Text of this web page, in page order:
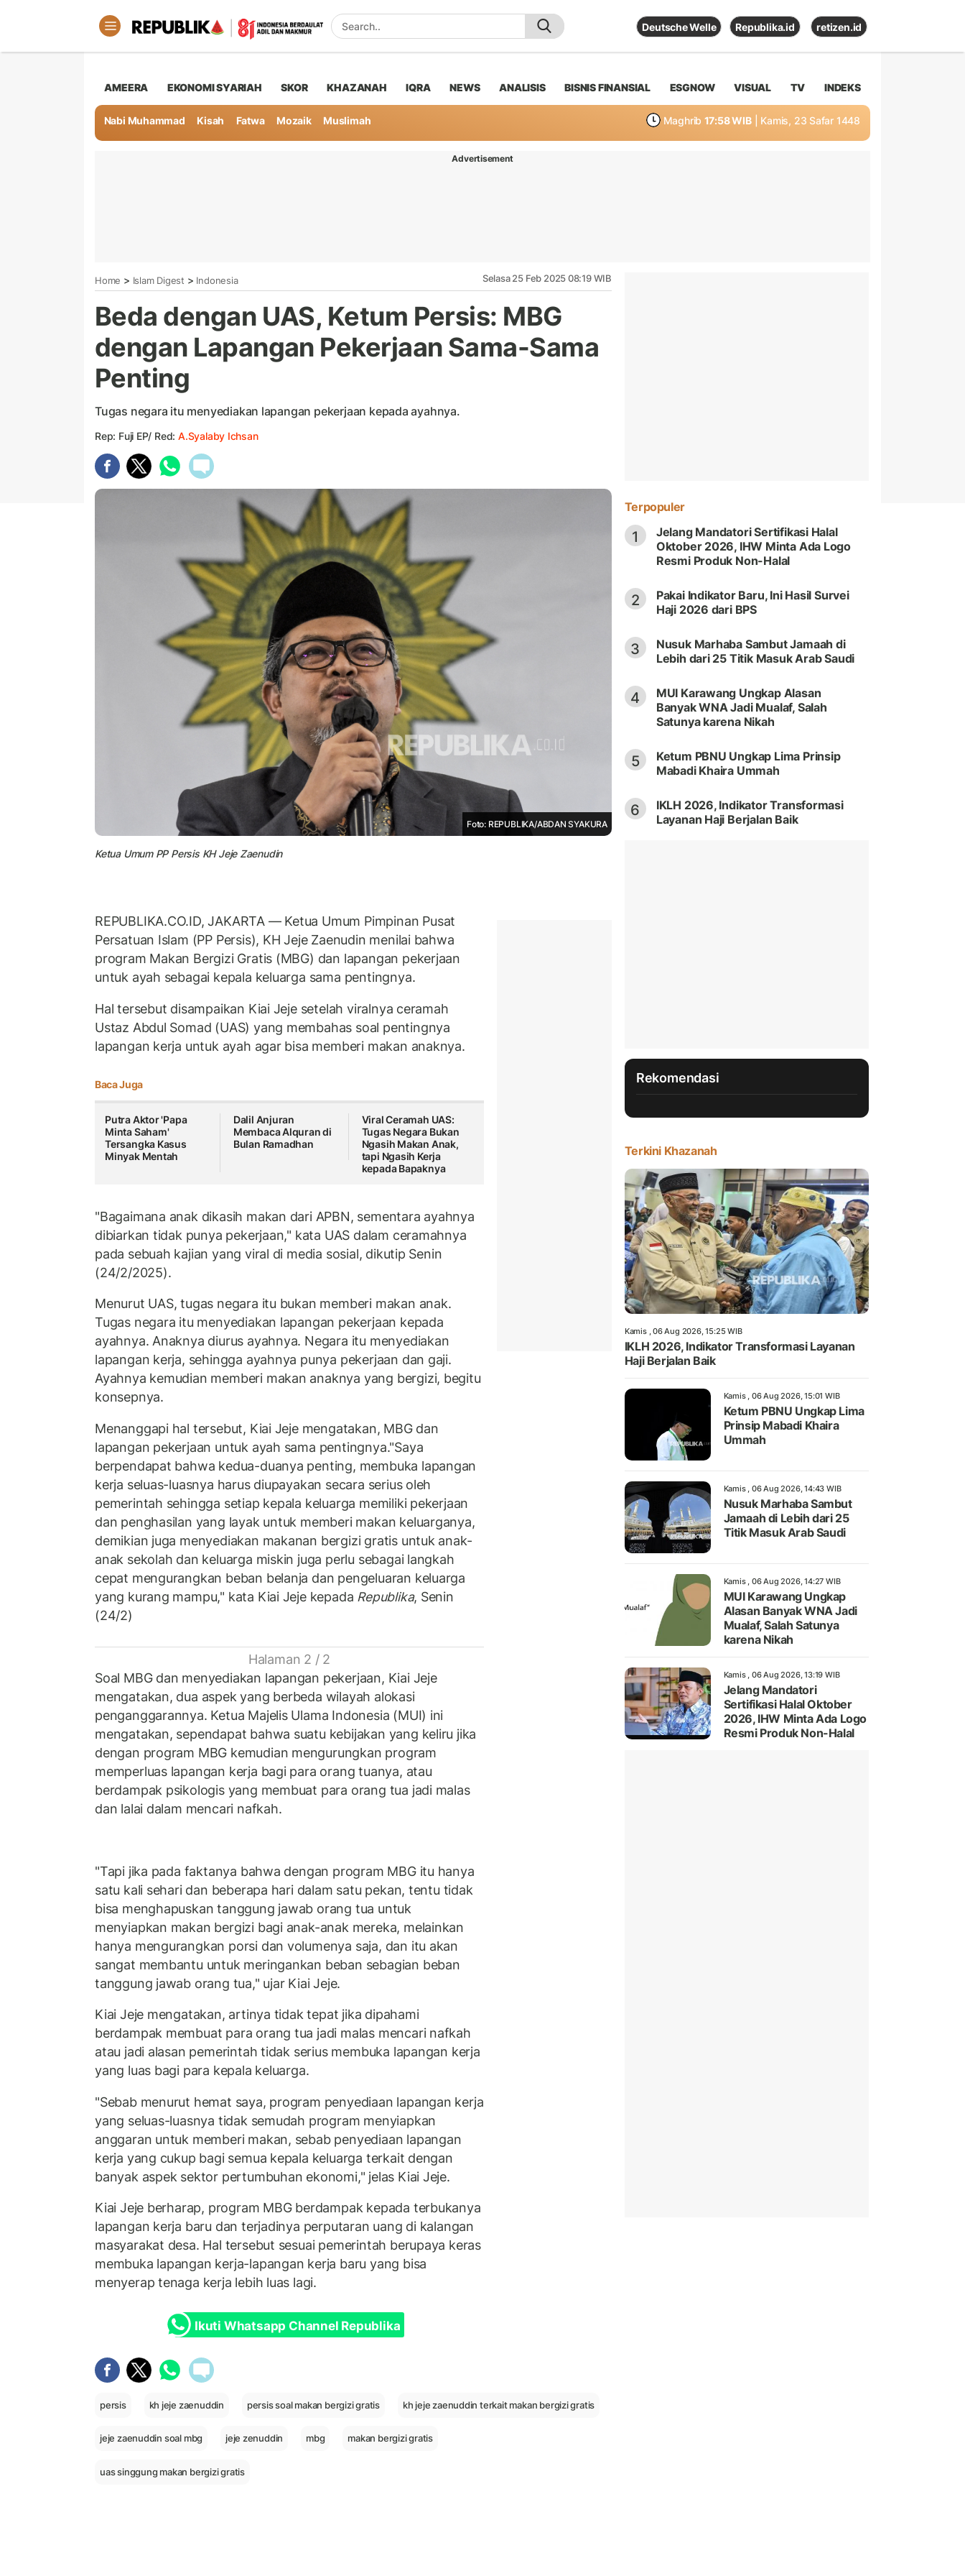
Deutsche Welle Republika.id retizen.id
AMEERA EKONOMI SYARIAH SKOR KHAZANAH IQRA NEWS ANALISIS BISNIS FINANSIAL ESGNOW VISUAL TV INDEKS
Nabi Muhammad Kisah Fatwa Mozaik Muslimah Maghrib 17:58 WIB | Kamis, 23 Safar 1448
Advertisement
Home > Islam Digest > Indonesia Selasa 25 Feb 2025 08:19 WIB
Beda dengan UAS, Ketum Persis: MBG
dengan Lapangan Pekerjaan Sama-Sama
Penting
Tugas negara itu menyediakan lapangan pekerjaan kepada ayahnya.
Rep: Fuji EP/ Red:A.Syalaby Ichsan
Foto: REPUBLIKA/ABDAN SYAKURA
Ketua Umum PP Persis KH Jeje Zaenudin
REPUBLIKA.CO.ID, JAKARTA — Ketua Umum Pimpinan Pusat
Persatuan Islam (PP Persis), KH Jeje Zaenudin menilai bahwa
program Makan Bergizi Gratis (MBG) dan lapangan pekerjaan
untuk ayah sebagai kepala keluarga sama pentingnya.
Hal tersebut disampaikan Kiai Jeje setelah viralnya ceramah
Ustaz Abdul Somad (UAS) yang membahas soal pentingnya
lapangan kerja untuk ayah agar bisa memberi makan anaknya.
Baca Juga
Putra Aktor 'Papa
Minta Saham'
Tersangka Kasus
Minyak Mentah
Dalil Anjuran
Membaca Alquran di
Bulan Ramadhan
Viral Ceramah UAS:
Tugas Negara Bukan
Ngasih Makan Anak,
tapi Ngasih Kerja
kepada Bapaknya
"Bagaimana anak dikasih makan dari APBN, sementara ayahnya
dibiarkan tidak punya pekerjaan," kata UAS dalam ceramahnya
pada sebuah kajian yang viral di media sosial, dikutip Senin
(24/2/2025).
Menurut UAS, tugas negara itu bukan memberi makan anak.
Tugas negara itu menyediakan lapangan pekerjaan kepada
ayahnya. Anaknya diurus ayahnya. Negara itu menyediakan
lapangan kerja, sehingga ayahnya punya pekerjaan dan gaji.
Ayahnya kemudian memberi makan anaknya yang bergizi, begitu
konsepnya.
Menanggapi hal tersebut, Kiai Jeje mengatakan, MBG dan
lapangan pekerjaan untuk ayah sama pentingnya."Saya
berpendapat bahwa kedua-duanya penting, membuka lapangan
kerja seluas-luasnya harus diupayakan secara serius oleh
pemerintah sehingga setiap kepala keluarga memiliki pekerjaan
dan penghasilan yang layak untuk memberi makan keluarganya,
demikian juga menyediakan makanan bergizi gratis untuk anak-
anak sekolah dan keluarga miskin juga perlu sebagai langkah
cepat mengurangkan beban belanja dan pengeluaran keluarga
yang kurang mampu," kata Kiai Jeje kepada Republika, Senin
(24/2)
Halaman 2 / 2
Soal MBG dan menyediakan lapangan pekerjaan, Kiai Jeje
mengatakan, dua aspek yang berbeda wilayah alokasi
penganggarannya. Ketua Majelis Ulama Indonesia (MUI) ini
mengatakan, sependapat bahwa suatu kebijakan yang keliru jika
dengan program MBG kemudian mengurungkan program
memperluas lapangan kerja bagi para orang tuanya, atau
berdampak psikologis yang membuat para orang tua jadi malas
dan lalai dalam mencari nafkah.
"Tapi jika pada faktanya bahwa dengan program MBG itu hanya
satu kali sehari dan beberapa hari dalam satu pekan, tentu tidak
bisa menghapuskan tanggung jawab orang tua untuk
menyiapkan makan bergizi bagi anak-anak mereka, melainkan
hanya mengurangkan porsi dan volumenya saja, dan itu akan
sangat membantu untuk meringankan beban sebagian beban
tanggung jawab orang tua," ujar Kiai Jeje.
Kiai Jeje mengatakan, artinya tidak tepat jika dipahami
berdampak membuat para orang tua jadi malas mencari nafkah
atau jadi alasan pemerintah tidak serius membuka lapangan kerja
yang luas bagi para kepala keluarga.
"Sebab menurut hemat saya, program penyediaan lapangan kerja
yang seluas-luasnya tidak semudah program menyiapkan
anggaran untuk memberi makan, sebab penyediaan lapangan
kerja yang cukup bagi semua kepala keluarga terkait dengan
banyak aspek sektor pertumbuhan ekonomi," jelas Kiai Jeje.
Kiai Jeje berharap, program MBG berdampak kepada terbukanya
lapangan kerja baru dan terjadinya perputaran uang di kalangan
masyarakat desa. Hal tersebut sesuai pemerintah berupaya keras
membuka lapangan kerja-lapangan kerja baru yang bisa
menyerap tenaga kerja lebih luas lagi.
Ikuti Whatsapp Channel Republika
persis kh jeje zaenuddin persis soal makan bergizi gratis kh jeje zaenuddin terkait makan bergizi gratis
jeje zaenuddin soal mbg jeje zenuddin mbg makan bergizi gratis
uas singgung makan bergizi gratis
Terpopuler
1
Jelang Mandatori Sertifikasi Halal
Oktober 2026, IHW Minta Ada Logo
Resmi Produk Non-Halal
2
Pakai Indikator Baru, Ini Hasil Survei
Haji 2026 dari BPS
3
Nusuk Marhaba Sambut Jamaah di
Lebih dari 25 Titik Masuk Arab Saudi
4
MUI Karawang Ungkap Alasan
Banyak WNA Jadi Mualaf, Salah
Satunya karena Nikah
5
Ketum PBNU Ungkap Lima Prinsip
Mabadi Khaira Ummah
6
IKLH 2026, Indikator Transformasi
Layanan Haji Berjalan Baik
Rekomendasi
Terkini Khazanah
Kamis , 06 Aug 2026, 15:25 WIB
IKLH 2026, Indikator Transformasi Layanan
Haji Berjalan Baik
Kamis , 06 Aug 2026, 15:01 WIB
Ketum PBNU Ungkap Lima
Prinsip Mabadi Khaira
Ummah
Kamis , 06 Aug 2026, 14:43 WIB
Nusuk Marhaba Sambut
Jamaah di Lebih dari 25
Titik Masuk Arab Saudi
Kamis , 06 Aug 2026, 14:27 WIB
MUI Karawang Ungkap
Alasan Banyak WNA Jadi
Mualaf, Salah Satunya
karena Nikah
Kamis , 06 Aug 2026, 13:19 WIB
Jelang Mandatori
Sertifikasi Halal Oktober
2026, IHW Minta Ada Logo
Resmi Produk Non-Halal